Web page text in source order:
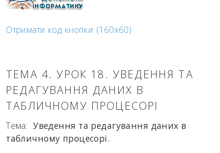
Отримати код кнопки (160x60)
ТЕМА 4. УРОК 18. УВЕДЕННЯ ТА
РЕДАГУВАННЯ ДАНИХ В
ТАБЛИЧНОМУ ПРОЦЕСОРІ
Тема:Уведення та редагування даних в
табличному процесорі.